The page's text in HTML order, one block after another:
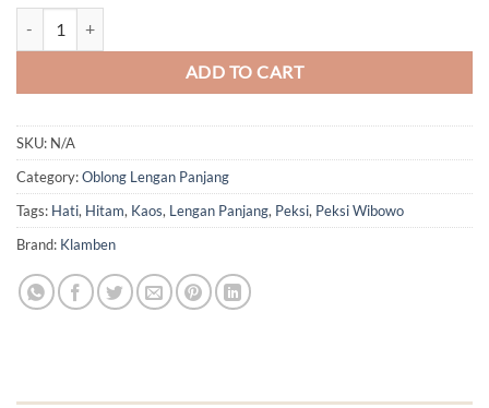
ADD TO CART
SKU: N/A
Category:Oblong Lengan Panjang
Tags: Hati, Hitam, Kaos, Lengan Panjang, Peksi, Peksi Wibowo
Brand: Klamben